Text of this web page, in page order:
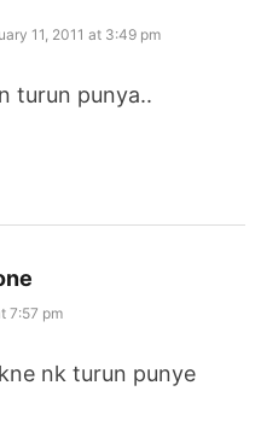
11, 2011 at 3:49 pm
turun punya..
7:57 pm
nk turun punye